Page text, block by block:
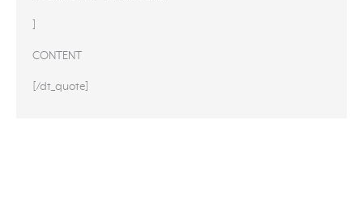
CONTENT
[/dt_quote]